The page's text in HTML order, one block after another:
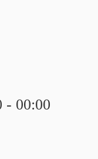
- 00:00